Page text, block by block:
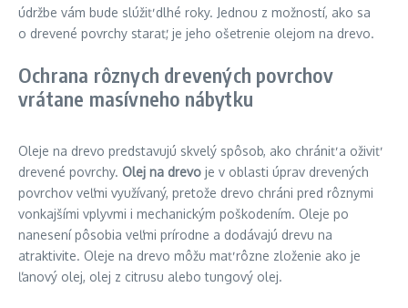
údržbe vám bude slúžiť dlhé roky. Jednou z možností, ako sa
o drevené povrchy starať, je jeho ošetrenie olejom na drevo.
Ochrana rôznych drevených povrchov
vrátane masívneho nábytku
Oleje na drevo predstavujú skvelý spôsob, ako chrániť a oživiť
drevené povrchy. Olej na drevo je v oblasti úprav drevených
povrchov veľmi využívaný, pretože drevo chráni pred rôznymi
vonkajšími vplyvmi i mechanickým poškodením. Oleje po
nanesení pôsobia veľmi prírodne a dodávajú drevu na
atraktivite. Oleje na drevo môžu mať rôzne zloženie ako je
ľanový olej, olej z citrusu alebo tungový olej.